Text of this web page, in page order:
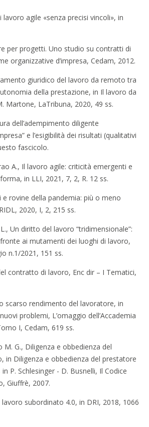
lavoro agile «senza precisi vincoli», in
per progetti. Uno studio su contratti di
organizzative d’impresa, Cedam, 2012.
giuridico del lavoro da remoto tra
della prestazione, in Il lavoro da
Martone, LaTribuna, 2020, 49 ss.
dell’adempimento diligente
e l’esigibilità dei risultati (qualitativi
fascicolo.
A., Il lavoro agile: criticità emergenti e
in LLI, 2021, 7, 2, R. 12 ss.
e rovine della pandemia: più o meno
2020, I, 2, 215 ss.
Un diritto del lavoro “tridimensionale”:
ai mutamenti dei luoghi di lavoro,
n.1/2021, 151 ss.
contratto di lavoro, Enc dir – I Tematici,
scarso rendimento del lavoratore, in
problemi, L’omaggio dell’Accademia
I, Cedam, 619 ss.
M. G., Diligenza e obbedienza del
in Diligenza e obbedienza del prestatore
P. Schlesinger - D. Busnelli, Il Codice
Giuffrè, 2007.
subordinato 4.0, in DRI, 2018, 1066